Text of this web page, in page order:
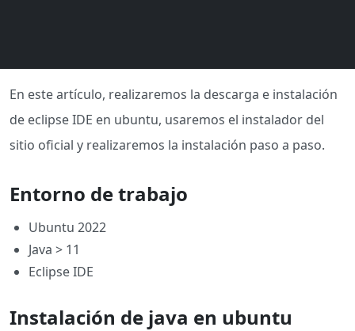
En este artículo, realizaremos la descarga e instalación
de eclipse IDE en ubuntu, usaremos el instalador del
sitio oficial y realizaremos la instalación paso a paso.
Entorno de trabajo
Ubuntu 2022
Java > 11
Eclipse IDE
Instalación de java en ubuntu